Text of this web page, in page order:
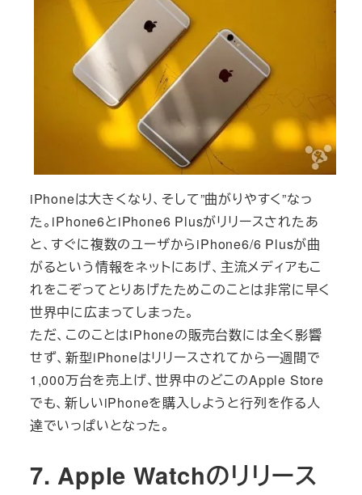
iPhoneは大きくなり、そして”曲がりやすく”なっ
た。iPhone6とiPhone6 Plusがリリースされたあ
と、すぐに複数のユーザからiPhone6/6 Plusが曲
がるという情報をネットにあげ、主流メディアもこ
れをこぞってとりあげたためこのことは非常に早く
世界中に広まってしまった。
ただ、このことはiPhoneの販売台数には全く影響
せず、新型iPhoneはリリースされてから一週間で
1,000万台を売上げ、世界中のどこのApple Store
でも、新しいiPhoneを購入しようと行列を作る人
達でいっぱいとなった。
7. Apple Watchのリリース